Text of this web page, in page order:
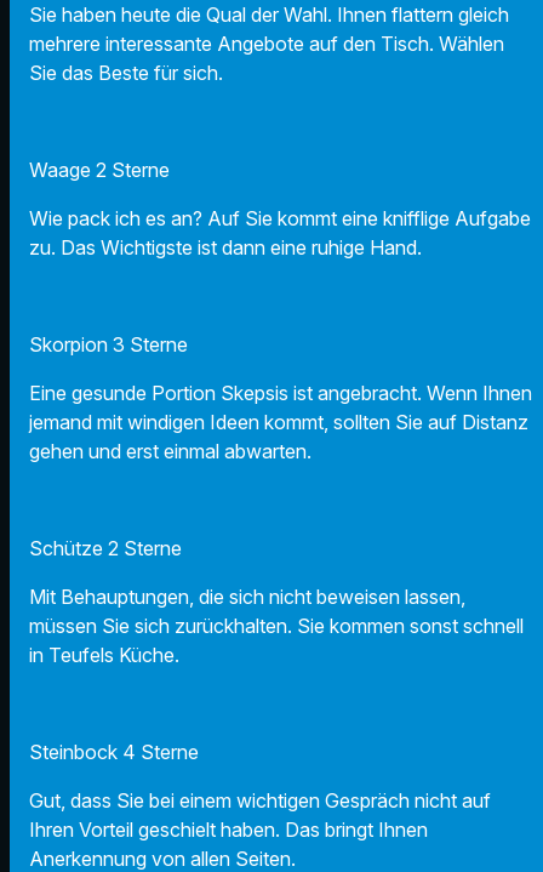
Sie haben heute die Qual der Wahl. Ihnen flattern gleich
mehrere interessante Angebote auf den Tisch. Wählen
Sie das Beste für sich.
Waage 2 Sterne
Wie pack ich es an? Auf Sie kommt eine knifflige Aufgabe
zu. Das Wichtigste ist dann eine ruhige Hand.
Skorpion 3 Sterne
Eine gesunde Portion Skepsis ist angebracht. Wenn Ihnen
jemand mit windigen Ideen kommt, sollten Sie auf Distanz
gehen und erst einmal abwarten.
Schütze 2 Sterne
Mit Behauptungen, die sich nicht beweisen lassen,
müssen Sie sich zurückhalten. Sie kommen sonst schnell
in Teufels Küche.
Steinbock 4 Sterne
Gut, dass Sie bei einem wichtigen Gespräch nicht auf
Ihren Vorteil geschielt haben. Das bringt Ihnen
Anerkennung von allen Seiten.